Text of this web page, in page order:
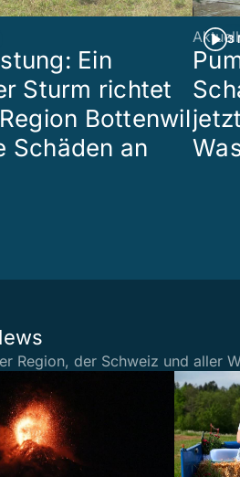
Ein
Sturm richtet
Bottenwil
Schäden an
3
Aktuell
Region, der Schweiz und aller